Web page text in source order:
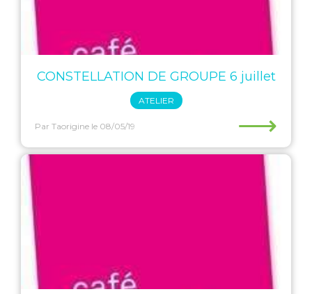
CONSTELLATION DE GROUPE 6 juillet
ATELIER
Par Taorigine le 08/05/19 ⟶